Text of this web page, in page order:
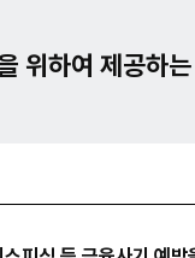
위하여 제공하